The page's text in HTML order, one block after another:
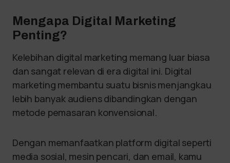
Mengapa Digital Marketing
Penting?
Kelebihan digital marketing memang luar biasa
dan sangat relevan di era digital ini. Digital
marketing membantu suatu bisnis menjangkau
lebih banyak audiens dibandingkan dengan
metode pemasaran konvensional.
Dengan memanfaatkan platform digital seperti
media sosial, mesin pencari, dan email, kamu